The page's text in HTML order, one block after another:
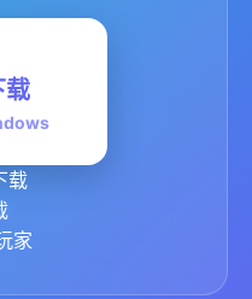
载
载
家